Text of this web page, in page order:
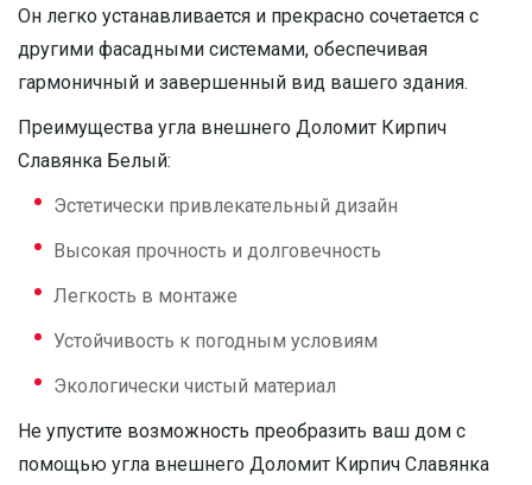
Он легко устанавливается и прекрасно сочетается с
другими фасадными системами, обеспечивая
гармоничный и завершенный вид вашего здания.
Преимущества угла внешнего Доломит Кирпич
Славянка Белый:
Эстетически привлекательный дизайн
Высокая прочность и долговечность
Легкость в монтаже
Устойчивость к погодным условиям
Экологически чистый материал
Не упустите возможность преобразить ваш дом с
помощью угла внешнего Доломит Кирпич Славянка